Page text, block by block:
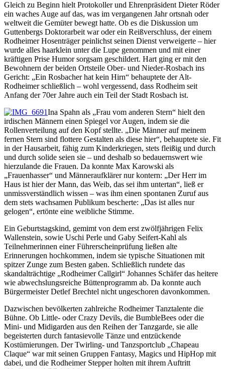
Gleich zu Beginn hielt Protokoller und Ehrenpräsident Dieter Röder
ein waches Auge auf das, was im vergangenen Jahr ortsnah oder
weltweit die Gemüter bewegt hatte. Ob es die Diskussion um
Guttenbergs Doktorarbeit war oder ein Reißverschluss, der einem
Rodheimer Hosenträger peinlichst seinen Dienst verweigerte – hier
wurde alles haarklein unter die Lupe genommen und mit einer
kräftigen Prise Humor sorgsam geschildert. Hart ging er mit den
Bewohnern der beiden Ortsteile Ober- und Nieder-Rosbach ins
Gericht: „Ein Rosbacher hat kein Hirn“ behauptete der Alt-
Rodheimer schließlich – wohl vergessend, dass Rodheim seit
Anfang der 70er Jahre auch ein Teil der Stadt Rosbach ist.
Ina Spahn als „Frau vom anderen Stern“ hielt den
irdischen Männern einen Spiegel vor Augen, indem sie die
Rollenverteilung auf den Kopf stellte. „Die Männer auf meinem
fernen Stern sind flottere Gestalten als diese hier“, behauptete sie. Fit
in der Hausarbeit, fähig zum Kinderkriegen, stets fleißig und durch
und durch solide seien sie – und deshalb so bedauernswert wie
hierzulande die Frauen. Da konnte Max Karowski als
„Frauenhasser“ und Männeraufklärer nur kontern: „Der Herr im
Haus ist hier der Mann, das Weib, das sei ihm untertan“, ließ er
unmissverständlich wissen – was ihm einen spontanen Zuruf aus
dem stets wachsamen Publikum bescherte: „Das ist alles nur
gelogen“, ertönte eine weibliche Stimme.
Ein Geburtstagskind, gemimt von dem erst zwölfjährigen Felix
Wallenstein, sowie Uschi Perle und Gaby Seifert-Kahl als
Teilnehmerinnen einer Führerscheinprüfung ließen alte
Erinnerungen hochkommen, indem sie typische Situationen mit
spitzer Zunge zum Besten gaben. Schließlich rundete das
skandalträchtige „Rodheimer Callgirl“ Johannes Schäfer das heitere
wie abwechslungsreiche Büttenprogramm ab. Da konnte auch
Bürgermeister Detlef Brechtel nicht ungeschoren davonkommen.
Dazwischen bevölkerten zahlreiche Rodheimer Tanztalente die
Bühne. Ob Little- oder Crazy Devils, die BumbleBees oder die
Mini- und Midigarden aus den Reihen der Tanzgarde, sie alle
begeisterten durch fantasievolle Tänze und entzückende
Kostümierungen. Der Twirling- und Tanzsportclub „Chapeau
Claque“ war mit seinen Gruppen Fantasy, Magics und HipHop mit
dabei, und die Rodheimer Stepper holten mit ihrem Auftritt